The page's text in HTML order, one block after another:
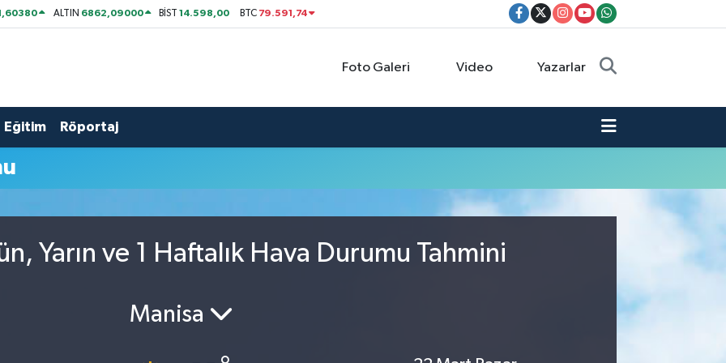
ALTIN 6862,09000 BİST14.598,00 BTC 79.591,74
Foto Galeri Video Yazarlar
Eğitim Röportaj
Yarın ve 1 Haftalık Hava Durumu Tahmini
Manisa